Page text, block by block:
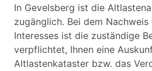
In Gevelsberg ist die
zugänglich. Bei dem
Interesses ist die zuständige
verpflichtet, Ihnen eine
Altlastenkataster bzw. das